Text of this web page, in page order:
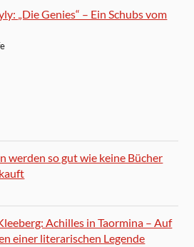
„Die Genies“ – Ein Schubs vom
werden so gut wie keine Bücher
Achilles in Taormina – Auf
einer literarischen Legende